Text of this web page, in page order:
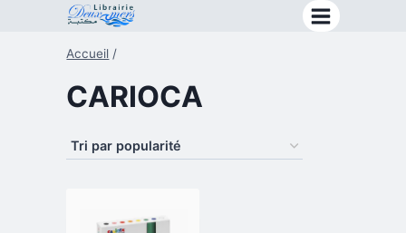
Accueil /
CARIOCA